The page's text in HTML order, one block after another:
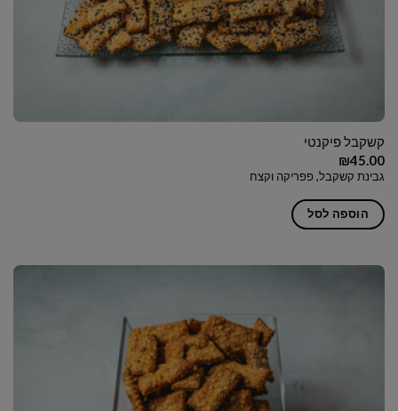
קשקבל פיקנטי
₪45.00
גבינת קשקבל, פפריקה וקצח
הוספה לסל